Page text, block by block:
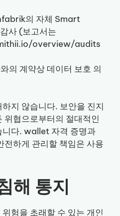
의 자체 Smart
사 (보고서는
overview/audits
의 계약상 데이터 보호 의
지 않습니다. 보안을 진지
위협으로부터의 절대적인
니다. wallet 자격 증명과
전하게 관리할 책임은 사용
해 통지
험을 초래할 수 있는 개인